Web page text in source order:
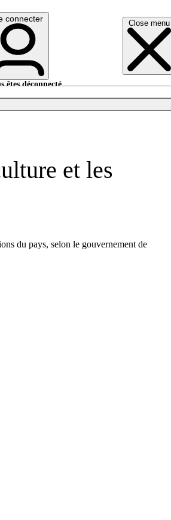
Close menu
connecter
êtes déconnecté.
et les
du pays, selon le gouvernement de